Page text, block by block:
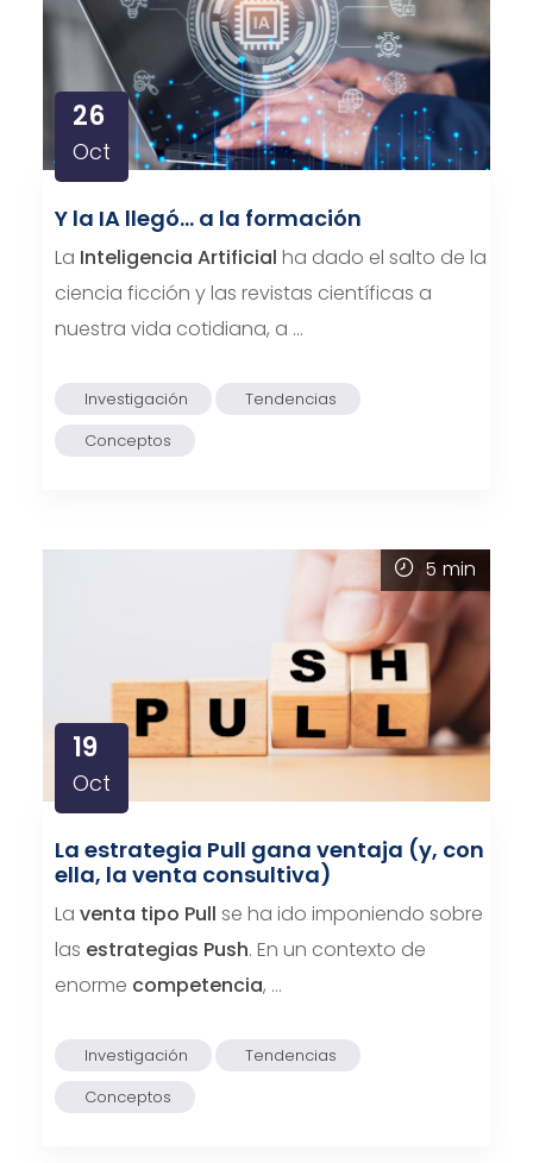
26
Oct
Y la IA llegó… a la formación
La Inteligencia Artificial ha dado el salto de la
ciencia ficción y las revistas científicas a
nuestra vida cotidiana, a …
Investigación
Tendencias
Conceptos
19
Oct
5 min
La estrategia Pull gana ventaja (y, con
ella, la venta consultiva)
La venta tipo Pull se ha ido imponiendo sobre
las estrategias Push. En un contexto de
enorme competencia, …
Investigación
Tendencias
Conceptos